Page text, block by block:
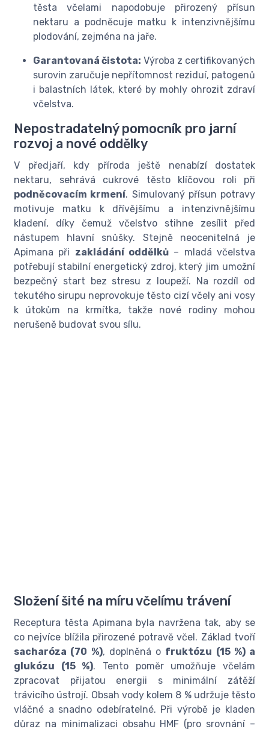
těsta včelami napodobuje přirozený přísun
nektaru a podněcuje matku k intenzivnějšímu
plodování, zejména na jaře.
Garantovaná čistota: Výroba z certifikovaných
surovin zaručuje nepřítomnost reziduí, patogenů
i balastních látek, které by mohly ohrozit zdraví
včelstva.
Nepostradatelný pomocník pro jarní
rozvoj a nové oddělky
V předjaří, kdy příroda ještě nenabízí dostatek
nektaru, sehrává cukrové těsto klíčovou roli při
podněcovacím krmení. Simulovaný přísun potravy
motivuje matku k dřívějšímu a intenzivnějšímu
kladení, díky čemuž včelstvo stihne zesílit před
nástupem hlavní snůšky. Stejně neocenitelná je
Apimana při zakládání oddělků – mladá včelstva
potřebují stabilní energetický zdroj, který jim umožní
bezpečný start bez stresu z loupeží. Na rozdíl od
tekutého sirupu neprovokuje těsto cizí včely ani vosy
k útokům na krmítka, takže nové rodiny mohou
nerušeně budovat svou sílu.
Složení šité na míru včelímu trávení
Receptura těsta Apimana byla navržena tak, aby se
co nejvíce blížila přirozené potravě včel. Základ tvoří
sacharóza (70 %), doplněná o fruktózu (15 %) a
glukózu (15 %). Tento poměr umožňuje včelám
zpracovat přijatou energii s minimální zátěží
trávicího ústrojí. Obsah vody kolem 8 % udržuje těsto
vláčné a snadno odebíratelné. Při výrobě je kladen
důraz na minimalizaci obsahu HMF (pro srovnání –